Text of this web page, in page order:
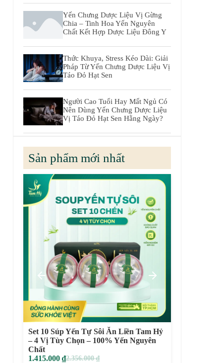
Yến Chưng Dược Liệu Vị Gừng
Chia – Tinh Hoa Yến Nguyên
Chất Kết Hợp Dược Liệu Đông Y
Thức Khuya, Stress Kéo Dài: Giải
Pháp Từ Yến Chưng Dược Liệu Vị
Táo Đỏ Hạt Sen
Người Cao Tuổi Hay Mất Ngủ Có
Nên Dùng Yến Chưng Dược Liệu
Vị Táo Đỏ Hạt Sen Hằng Ngày?
Sản phẩm mới nhất
Set 3 Súp Yến Tự Sôi Ăn Liền Tam Hỷ –
4 Vị Tùy Chọn – 100% Yến Nguyên
Chất
779.000₫
469.000₫